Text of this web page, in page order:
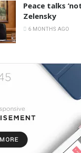
Peace talks
Zelensky
6 MONTHS AGO